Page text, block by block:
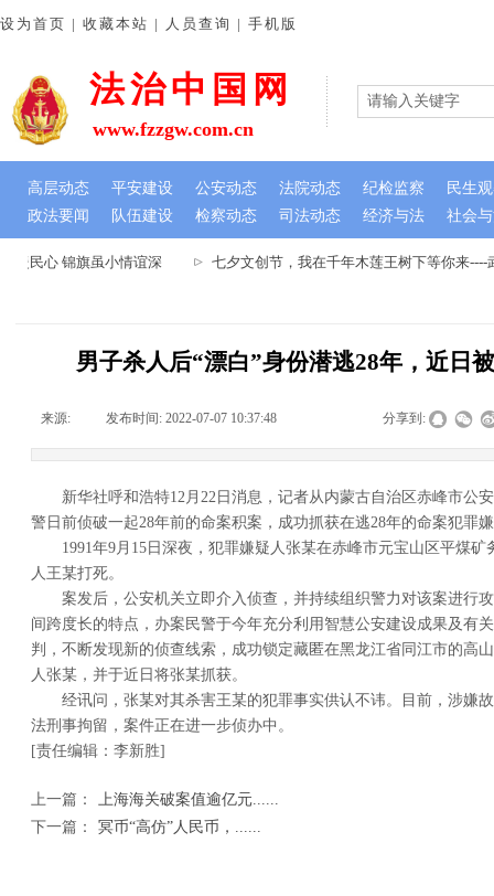
民心 锦旗虽小情谊深 七夕文创节，我在千年木莲王树下等你来----
法治中国网
政法要闻 队伍建设 检察动态 司法动态 经济与法 社会
设为首页 | 收藏本站 | 人员查询 | 手机版
www.fzzgw.com.cn
高层动态 平安建设 公安动态 法院动态 纪检监察 民生
男子杀人后“漂白”身份潜逃28年，近日
来源: 发布时间: 2022-07-07 10:37:48 分享到:
新华社呼和浩特12月22日消息，记者从内蒙古自治区赤峰市公
警日前侦破一起28年前的命案积案，成功抓获在逃28年的命案犯罪
1991年9月15日深夜，犯罪嫌疑人张某在赤峰市元宝山区平煤
人王某打死。
案发后，公安机关立即介入侦查，并持续组织警力对该案进行
间跨度长的特点，办案民警于今年充分利用智慧公安建设成果及有
判，不断发现新的侦查线索，成功锁定藏匿在黑龙江省同江市的高
人张某，并于近日将张某抓获。
经讯问，张某对其杀害王某的犯罪事实供认不讳。目前，涉嫌
法刑事拘留，案件正在进一步侦办中。
[责任编辑：李新胜]
上一篇：
上海海关破案值逾亿元......
下一篇：
冥币“高仿”人民币，......